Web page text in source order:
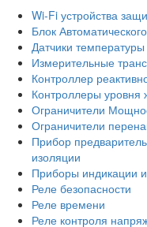
Wi-Fi устройства
Блок
Датчики
Измерительные
Контроллер
Контроллеры уровня
Ограничители
Ограничители
Прибор
изоляции
Приборы индикации
Реле безопасности
Реле времени
Реле контроля